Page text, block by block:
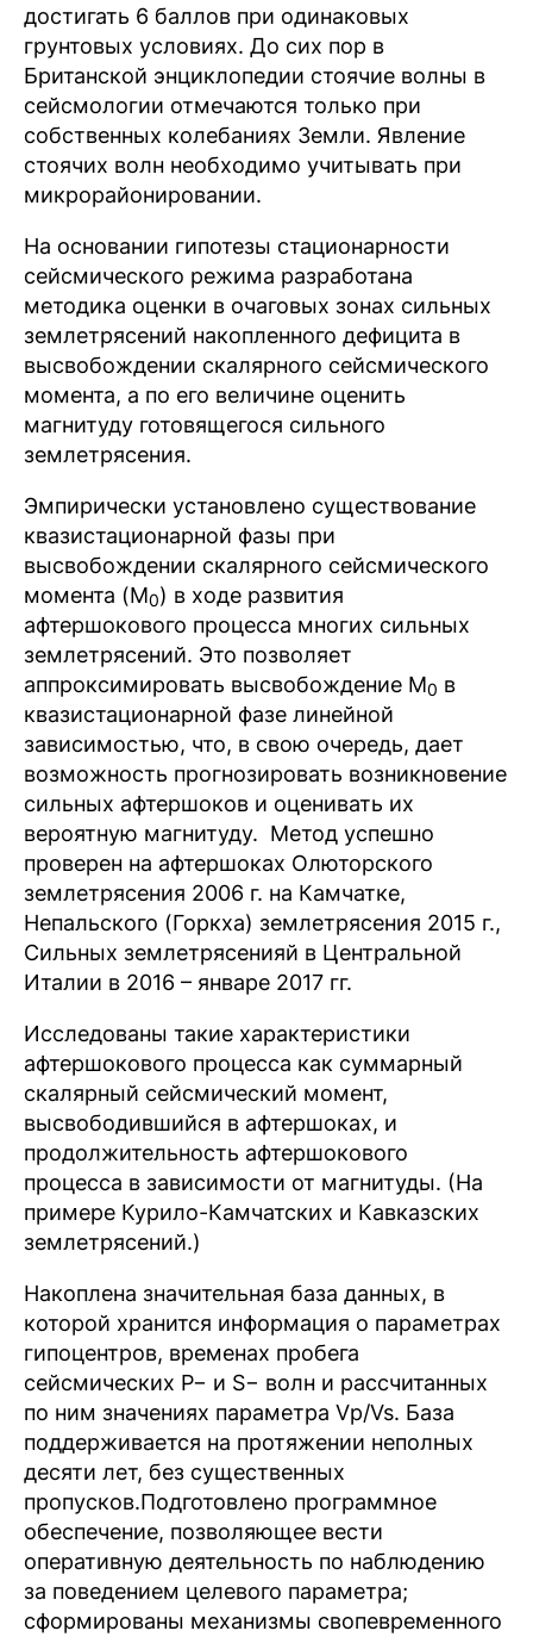
достигать 6 баллов при одинаковых
грунтовых условиях. До сих пор в
Британской энциклопедии стоячие волны в
сейсмологии отмечаются только при
собственных колебаниях Земли. Явление
стоячих волн необходимо учитывать при
микрорайонировании.
На основании гипотезы стационарности
сейсмического режима разработана
методика оценки в очаговых зонах сильных
землетрясений накопленного дефицита в
высвобождении скалярного сейсмического
момента, а по его величине оценить
магнитуду готовящегося сильного
землетрясения.
Эмпирически установлено существование
квазистационарной фазы при
высвобождении скалярного сейсмического
момента (M0) в ходе развития
афтершокового процесса многих сильных
землетрясений. Это позволяет
аппроксимировать высвобождение M0 в
квазистационарной фазе линейной
зависимостью, что, в свою очередь, дает
возможность прогнозировать возникновение
сильных афтершоков и оценивать их
вероятную магнитуду. Метод успешно
проверен на афтершоках Олюторского
землетрясения 2006 г. на Камчатке,
Непальского (Горкха) землетрясения 2015 г.,
Сильных землетрясенияй в Центральной
Италии в 2016 – январе 2017 гг.
Исследованы такие характеристики
афтершокового процесса как суммарный
скалярный сейсмический момент,
высвободившийся в афтершоках, и
продолжительность афтершокового
процесса в зависимости от магнитуды. (На
примере Курило-Камчатских и Кавказских
землетрясений.)
Накоплена значительная база данных, в
которой хранится информация о параметрах
гипоцентров, временах пробега
сейсмических P− и S− волн и рассчитанных
по ним значениях параметра Vp/Vs. База
поддерживается на протяжении неполных
десяти лет, без существенных
пропусков.Подготовлено программное
обеспечение, позволяющее вести
оперативную деятельность по наблюдению
за поведением целевого параметра;
сформированы механизмы свопевременного